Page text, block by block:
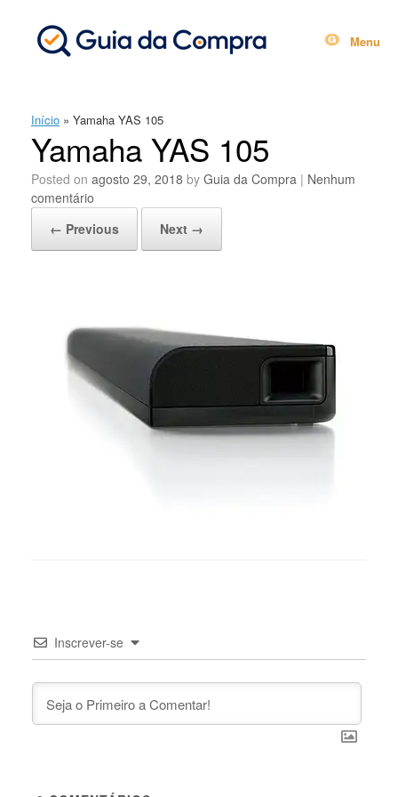
Menu
Início » Yamaha YAS 105
Yamaha YAS 105
Posted on agosto 29, 2018 by Guia da Compra | Nenhum
comentário
← Previous
Next →
Inscrever-se